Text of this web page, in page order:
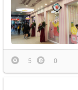
APP下載
5 0